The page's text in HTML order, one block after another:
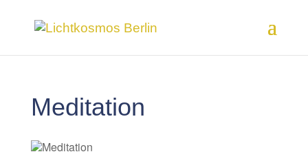
Meditation